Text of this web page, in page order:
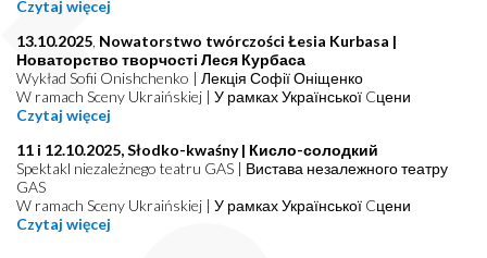
Czytaj więcej
13.10.2025, Nowatorstwo twórczości Łesia Kurbasa |
Новаторство творчості Леся Курбаса
Wykład Sofii Onishchenko | Лекція Софії Оніщенко
W ramach Sceny Ukraińskiej | У рамках Української Cцени
Czytaj więcej
11 i 12.10.2025, Słodko-kwaśny | Кисло-солодкий
Spektakl niezależnego teatru GAS | Вистава незалежного театру
GAS
W ramach Sceny Ukraińskiej | У рамках Української Cцени
Czytaj więcej